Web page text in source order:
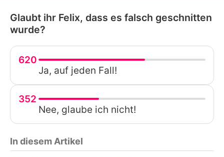
Glaubt ihr Felix, dass es falsch geschnitten
wurde?
620
Ja, auf jeden Fall!
352
Nee, glaube ich nicht!
In diesem Artikel